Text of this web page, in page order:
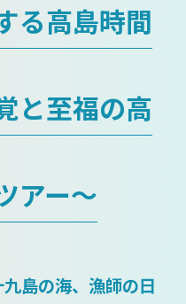
る高島時間
と至福の高
アー～
島の海、漁師の日